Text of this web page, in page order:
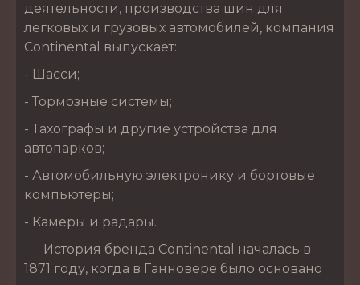
деятельности, производства шин для
легковых и грузовых автомобилей, компания
Continental выпускает:
- Шасси;
- Тормозные системы;
- Тахографы и другие устройства для
автопарков;
- Автомобильную электронику и бортовые
компьютеры;
- Камеры и радары.
История бренда Continental началась в
1871 году, когда в Ганновере было основано